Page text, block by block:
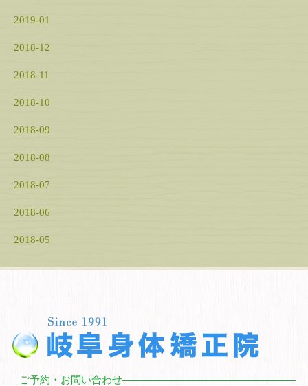
2019-01
2018-12
2018-11
2018-10
2018-09
2018-08
2018-07
2018-06
2018-05
ご予約・お問い合わせ